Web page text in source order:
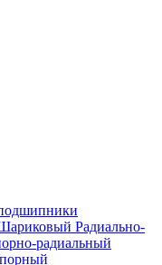
Радиально-
радиальный